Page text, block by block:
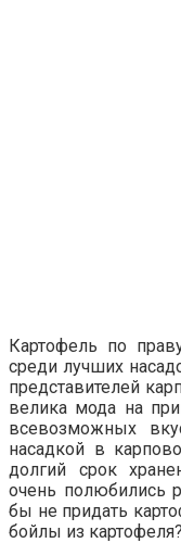
Картофель по
среди лучших
представителей
велика мода на
всевозможных
насадкой в
долгий срок
очень полюбились
бы не придать
бойлы из картофеля?